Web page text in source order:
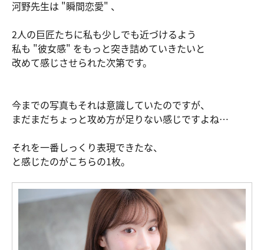
河野先生は "瞬間恋愛" 、
2人の巨匠たちに私も少しでも近づけるよう
私も "彼女感" をもっと突き詰めていきたいと
改めて感じさせられた次第です。
今までの写真もそれは意識していたのですが、
まだまだちょっと攻め方が足りない感じですよね…
それを一番しっくり表現できたな、
と感じたのがこちらの1枚。